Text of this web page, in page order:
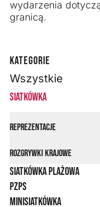
wydarzenia
granicą.
KATEGORIE
Wszystkie
Siatkówka
Reprezentacje
Rozgrywki krajowe
Siatkówka plażowa
PZPS
Minisiatkówka